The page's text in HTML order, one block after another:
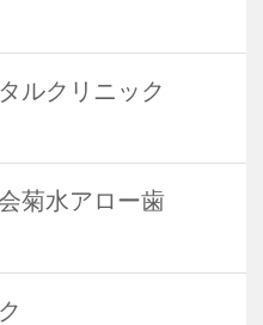
ルクリニック
菊水アロー歯